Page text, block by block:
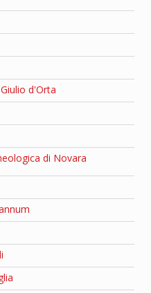
d'Orta
di Novara